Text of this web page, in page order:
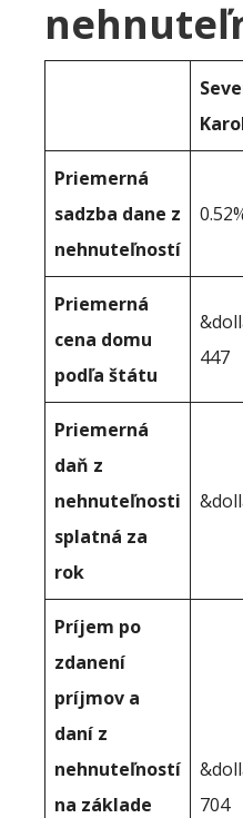
Priemerná
sadzba dane z
nehnuteľností
Priemerná
cena domu
podľa štátu
447
Priemerná
daň z
nehnuteľnosti
splatná za
rok
Príjem po
zdanení
príjmov a
daní z
nehnuteľností
na základe
704